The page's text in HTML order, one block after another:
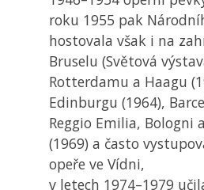
roku 1955 pak
hostovala však i na
Bruselu (Světová
Rotterdamu a Haagu
Edinburgu (1964),
Reggio Emilia, Bologni
(1969) a často
opeře ve Vídni,
v letech 1974–1979